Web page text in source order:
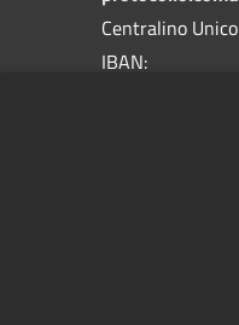
Centralino
IBAN: